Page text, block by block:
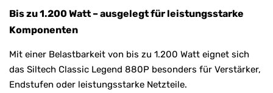
Bis zu 1.200 Watt – ausgelegt für leistungsstarke
Komponenten
Mit einer Belastbarkeit von bis zu 1.200 Watt eignet sich
das Siltech Classic Legend 880P besonders für Verstärker,
Endstufen oder leistungsstarke Netzteile.